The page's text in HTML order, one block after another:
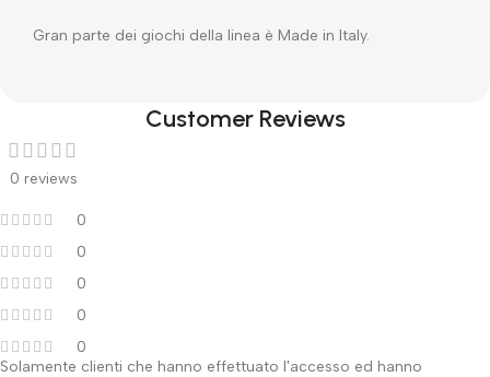
Gran parte dei giochi della linea è Made in Italy.
Customer Reviews
0 reviews
0
0
0
0
0
Solamente clienti che hanno effettuato l'accesso ed hanno